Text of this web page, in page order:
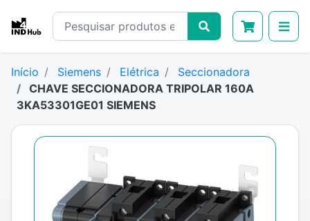
Início Siemens Elétrica
Seccionadora
CHAVE SECCIONADORA TRIPOLAR 160A
3KA53301GE01 SIEMENS